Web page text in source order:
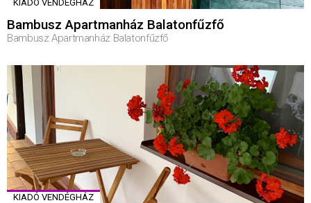
KIADÓ VENDÉGHÁZ
Bambusz Apartmanház Balatonfűzfő
Bambusz Apartmanház Balatonfűzfő
KIADÓ VENDÉGHÁZ